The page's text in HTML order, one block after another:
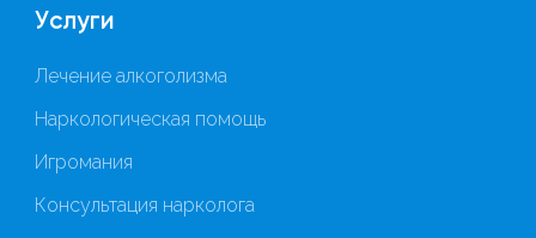
Услуги
Лечение алкоголизма
Наркологическая помощь
Игромания
Консультация нарколога